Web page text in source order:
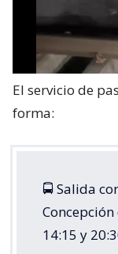
El servicio de
forma:
🚍 Salida
14:15 y